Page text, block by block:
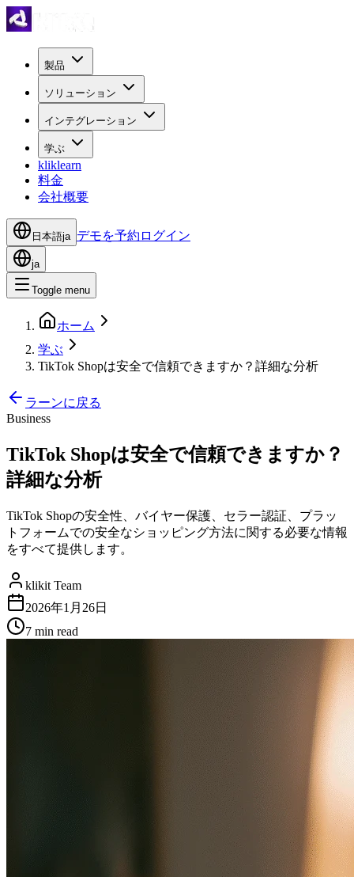
製品
ソリューション
インテグレーション
学ぶ
kliklearn
料金
会社概要
日本語ja デモを予約 ログイン
ja
Toggle menu
ホーム
学ぶ
TikTok Shopは安全で信頼できますか？詳細な分析
ラーンに戻る
Business
TikTok Shopは安全で信頼できますか？
詳細な分析
TikTok Shopの安全性、バイヤー保護、セラー認証、プラッ
トフォームでの安全なショッピング方法に関する必要な情報
をすべて提供します。
klikit Team
2026年1月26日
7 min read